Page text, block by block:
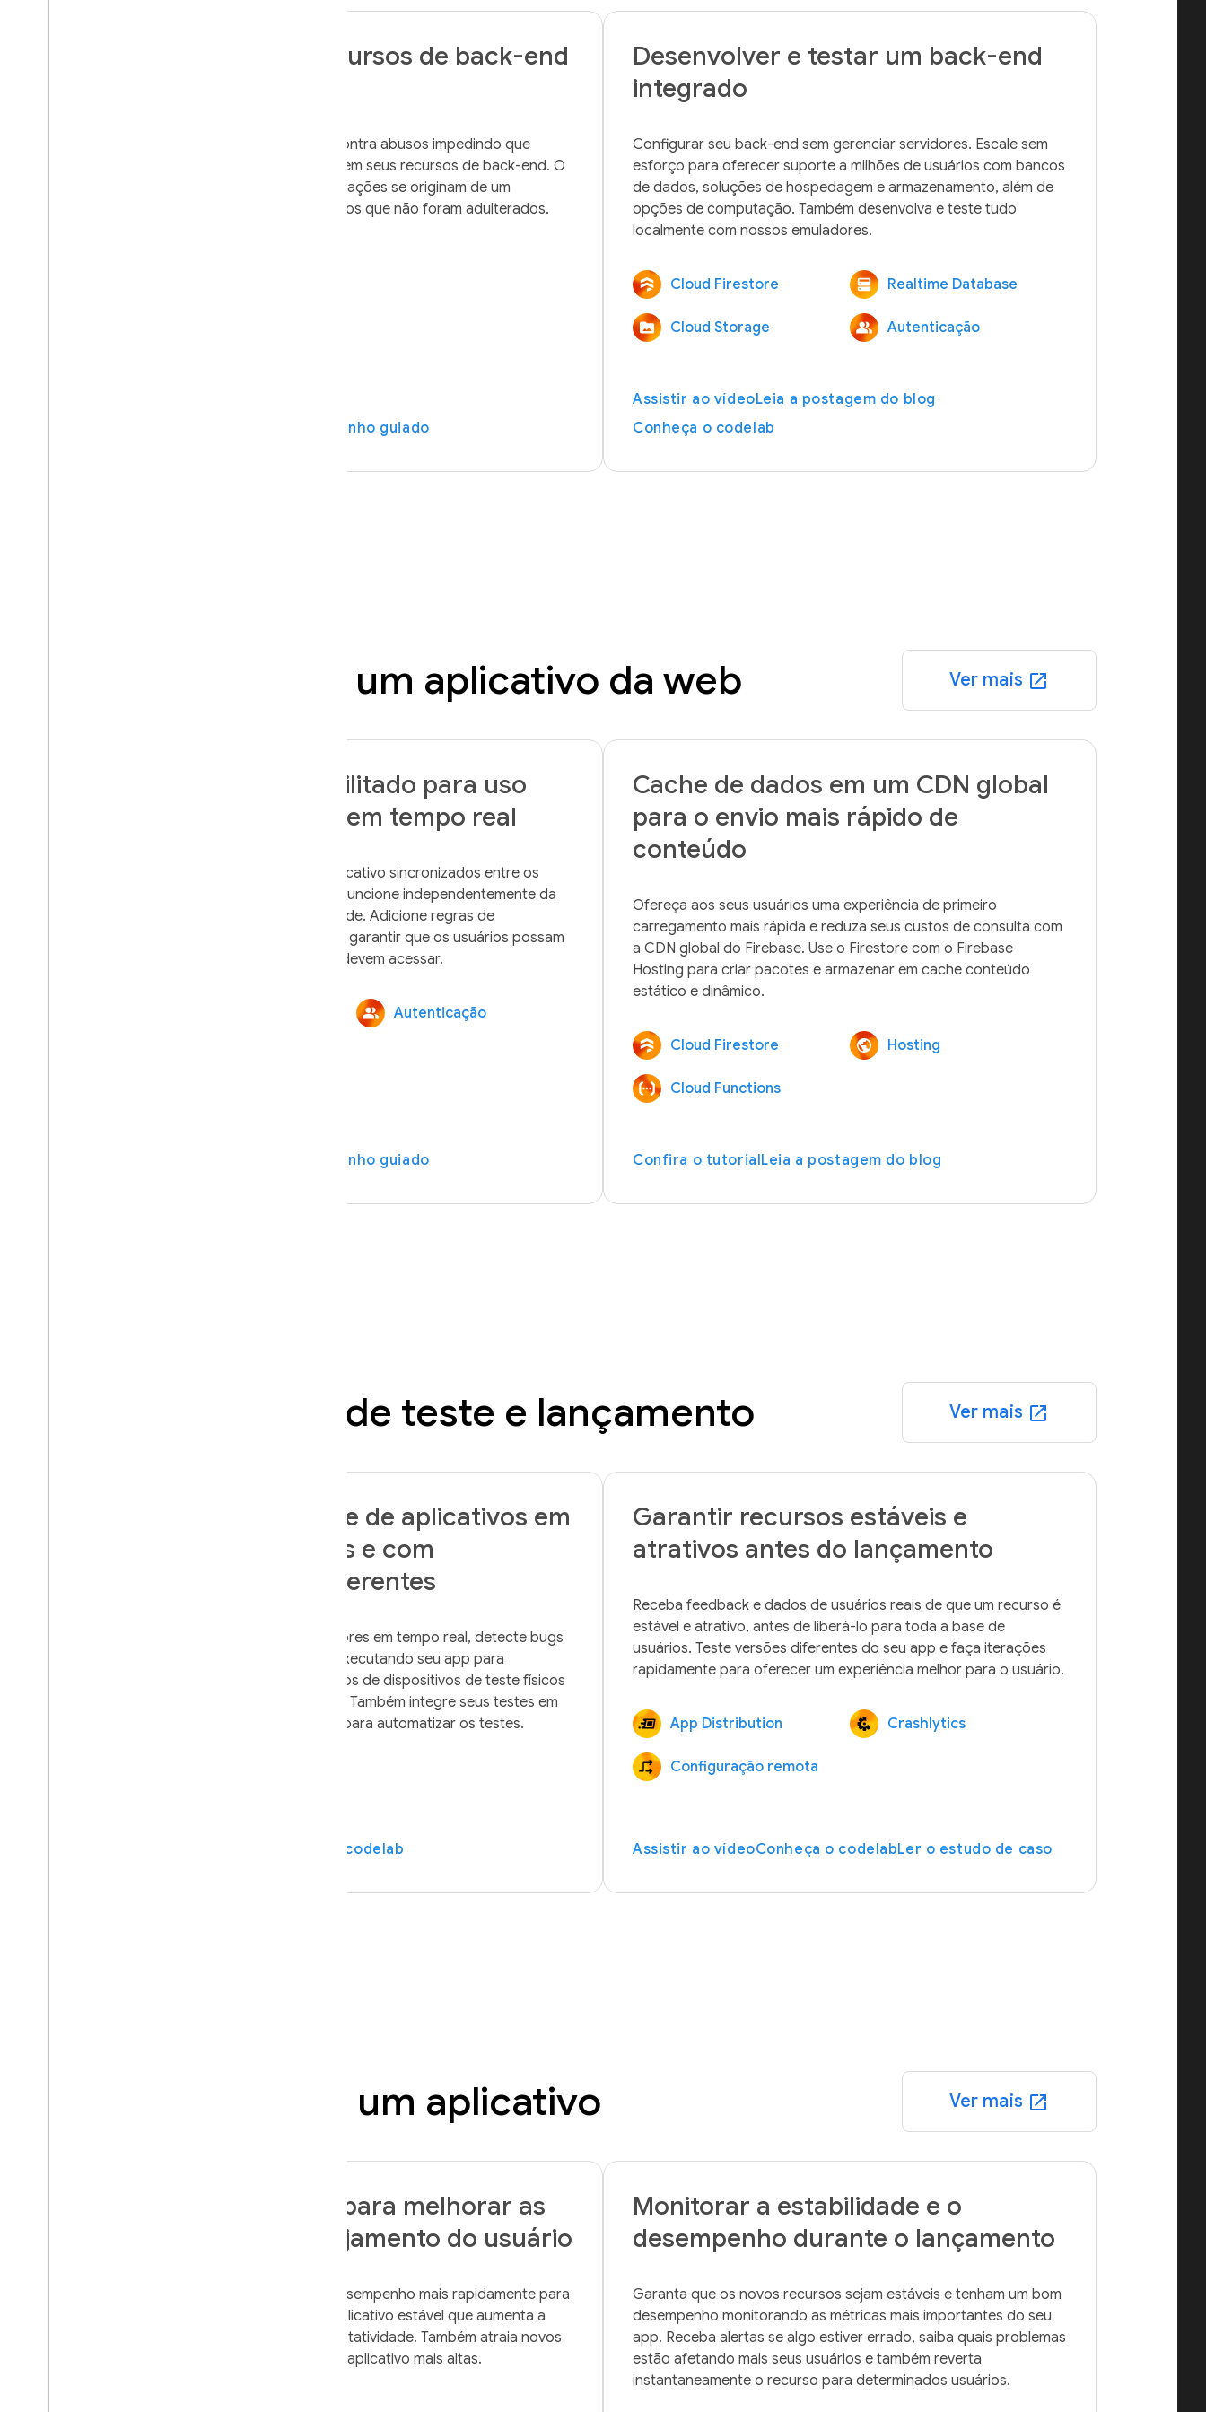
Proteger seus recursos de back-end
Proteja seus recursos de API contra abusos impedindo que
clientes não autorizados acessem seus recursos de back-end. O
App Check atesta que as solicitações se originam de um
Faça o caminho guiado
Desenvolver e testar um back-end
integrado
Configurar seu back-end sem gerenciar servidores. Escale sem
esforço para oferecer suporte a milhões de usuários com bancos
de dados, soluções de hospedagem e armazenamento, além de
opções de computação. Também desenvolva e teste tudo
Cloud Firestore Realtime Database
Cloud Storage Autenticação
Assistir ao vídeoLeia a postagem do blog
Conheça o codelab
Hospedar um aplicativo da web Ver mais open_in_new
Criar um app habilitado para uso
off-line, seguro e em tempo real
Mantenha os dados do seu aplicativo sincronizados entre os
clientes e certifique-se de que funcione independentemente da
latência ou conectividade da rede. Adicione regras de
autenticação e segurança para garantir que os usuários possam
Autenticação
Faça o caminho guiado
Cache de dados em um CDN global
para o envio mais rápido de
conteúdo
Ofereça aos seus usuários uma experiência de primeiro
carregamento mais rápida e reduza seus custos de consulta com
a CDN global do Firebase. Use o Firestore com o Firebase
Hosting para criar pacotes e armazenar em cache conteúdo
Cloud Firestore Hosting
Cloud Functions
Confira o tutorialLeia a postagem do blog
Recursos de teste e lançamento Ver mais open_in_new
Automatize o teste de aplicativos em
vários dispositivos e com
configurações diferentes
Antes de distribuir para testadores em tempo real, detecte bugs
e problemas de desempenho executando seu app para
dispositivos móveis em conjuntos de dispositivos de teste físicos
reais hospedados pelo Google. Também integre seus testes em
Conheça o codelab
Garantir recursos estáveis e
atrativos antes do lançamento
Receba feedback e dados de usuários reais de que um recurso é
estável e atrativo, antes de liberá-lo para toda a base de
usuários. Teste versões diferentes do seu app e faça iterações
App Distribution Crashlytics
Configuração remota
Assistir ao vídeoConheça o codelabLer o estudo de caso
Monitorar um aplicativo Ver mais open_in_new
Reduza as falhas para melhorar as
métricas de engajamento do usuário
Corrija bugs e problemas de desempenho mais rapidamente para
oferecer uma experiência de aplicativo estável que aumenta a
duração da sessão e reduz a rotatividade. Também atraia novos
Monitorar a estabilidade e o
desempenho durante o lançamento
Garanta que os novos recursos sejam estáveis e tenham um bom
desempenho monitorando as métricas mais importantes do seu
app. Receba alertas se algo estiver errado, saiba quais problemas
estão afetando mais seus usuários e também reverta